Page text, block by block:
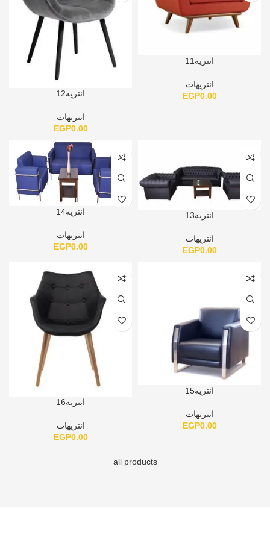
انتريه11
انتريهات
EGP0.00 انتريه12
انتريهات
EGP0.00
انتريه13
انتريهات
EGP0.00
انتريه14
انتريهات
EGP0.00
انتريه15
انتريهات
EGP0.00
انتريه16
انتريهات
EGP0.00
all products